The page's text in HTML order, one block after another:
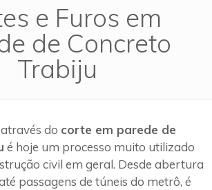
e Furos em
de Concreto
Trabiju
do corte em parede de
é hoje um processo muito utilizado
civil em geral. Desde abertura
passagens de túneis do metrô, é